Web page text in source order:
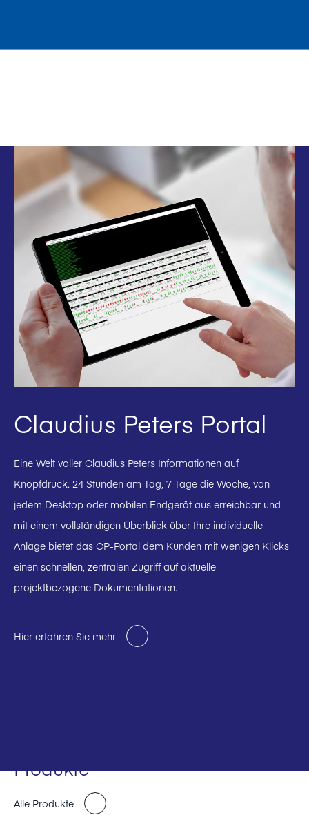
Claudius Peters Portal
Eine Welt voller Claudius Peters Informationen auf
Knopfdruck. 24 Stunden am Tag, 7 Tage die Woche, von
jedem Desktop oder mobilen Endgerät aus erreichbar und
mit einem vollständigen Überblick über Ihre individuelle
Anlage bietet das CP-Portal dem Kunden mit wenigen Klicks
einen schnellen, zentralen Zugriff auf aktuelle
projektbezogene Dokumentationen.
Hier erfahren Sie mehr
Produkte
Alle Produkte